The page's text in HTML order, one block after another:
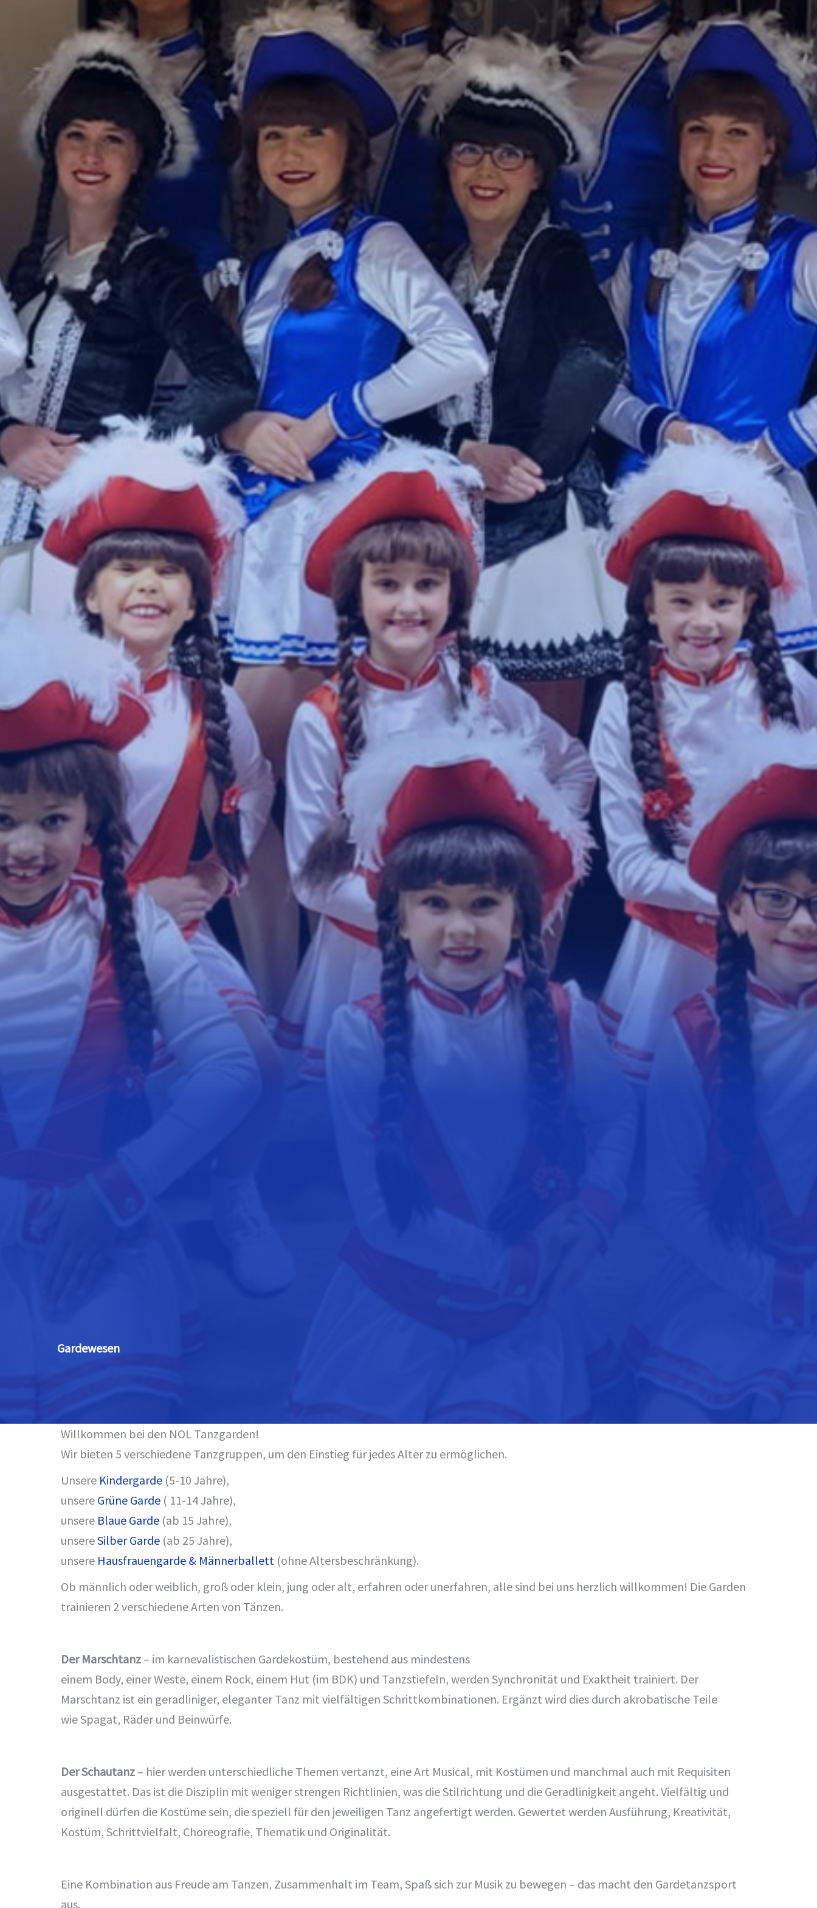
Gardewesen
Willkommen bei den NOL Tanzgarden!
Wir bieten 5 verschiedene Tanzgruppen, um den Einstieg für jedes Alter zu ermöglichen.
Unsere Kindergarde (5-10 Jahre),
unsere Grüne Garde ( 11-14 Jahre),
unsere Blaue Garde (ab 15 Jahre),
unsereSilber Garde (ab 25 Jahre),
unsere Hausfrauengarde & Männerballett (ohne Altersbeschränkung).
Ob männlich oder weiblich, groß oder klein, jung oder alt, erfahren oder unerfahren, alle sind bei uns herzlich willkommen! Die Garden
trainieren 2 verschiedene Arten von Tänzen.
Der Marschtanz – im karnevalistischen Gardekostüm, bestehend aus mindestens
einem Body, einer Weste, einem Rock, einem Hut (im BDK) und Tanzstiefeln, werden Synchronität und Exaktheit trainiert. Der
Marschtanz ist ein geradliniger, eleganter Tanz mit vielfältigen Schrittkombinationen. Ergänzt wird dies durch akrobatische Teile
wie Spagat, Räder und Beinwürfe.
Der Schautanz – hier werden unterschiedliche Themen vertanzt, eine Art Musical, mit Kostümen und manchmal auch mit Requisiten
ausgestattet. Das ist die Disziplin mit weniger strengen Richtlinien, was die Stilrichtung und die Geradlinigkeit angeht. Vielfältig und
originell dürfen die Kostüme sein, die speziell für den jeweiligen Tanz angefertigt werden. Gewertet werden Ausführung, Kreativität,
Kostüm, Schrittvielfalt, Choreografie, Thematik und Originalität.
Eine Kombination aus Freude am Tanzen, Zusammenhalt im Team, Spaß sich zur Musik zu bewegen – das macht den Gardetanzsport
aus.